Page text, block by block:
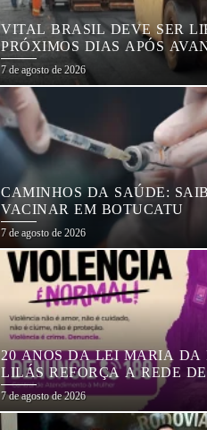
VITAL BRASIL DEVE SER
PRÓXIMOS DIAS APÓS
NA REGIÃO DA
7 de agosto de 2026
CAMINHOS DA SAÚDE:
VACINAR EM BOTUCATU
7 de agosto de 2026
20 ANOS DA LEI MARIA DA
LILÁS REFORÇA A REDE
MULHERES EM BOTUCATU
7 de agosto de 2026